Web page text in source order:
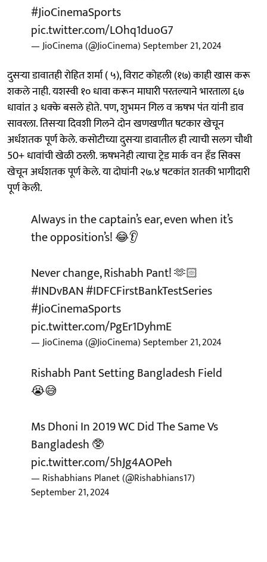
#JioCinemaSports
pic.twitter.com/LOhq1duoG7
— JioCinema (@JioCinema)September 21, 2024
दुसऱ्या डावातही रोहित शर्मा ( ५), विराट कोहली (१७) काही खास करू
शकले नाही. यशस्वी १० धावा करून माघारी परतल्याने भारताला ६७
धावांत ३ धक्के बसले होते. पण, शुभमन गिल व ऋषभ पंत यांनी डाव
सावरला. तिसऱ्या दिवशी गिलने दोन खणखणीत षटकार खेचून
अर्धशतक पूर्ण केले. कसोटीच्या दुसऱ्या डावातील ही त्याची सलग चौथी
50+ धावांची खेळी ठरली. ऋषभनेही त्याचा ट्रेड मार्क वन हँड सिक्स
खेचून अर्धशतक पूर्ण केले. या दोघांनी २७.४ षटकांत शतकी भागीदारी
पूर्ण केली.
Always in the captain’s ear, even when it’s
the opposition’s! 😂👂
Never change, Rishabh Pant! 🫶🏻
#INDvBAN#IDFCFirstBankTestSeries
#JioCinemaSports
pic.twitter.com/PgEr1DyhmE
— JioCinema (@JioCinema)September 21, 2024
Rishabh Pant Setting Bangladesh Field
😭😅
Ms Dhoni In 2019 WC Did The Same Vs
Bangladesh 🥸
pic.twitter.com/5hJg4AOPeh
— Rishabhians Planet (@Rishabhians17)
September 21, 2024